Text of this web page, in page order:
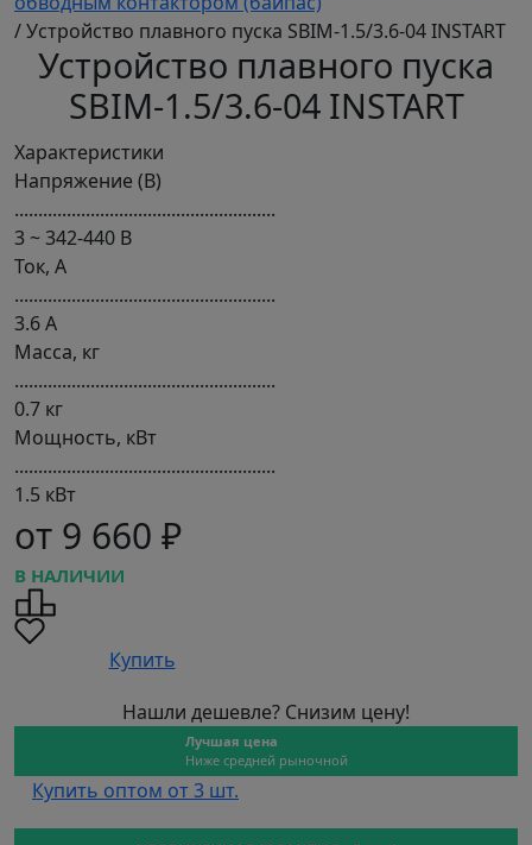
/Устройство плавного пуска SBIM-1.5/3.6-04 INSTART
Устройство плавного пуска
SBIM-1.5/3.6-04 INSTART
Характеристики
Мощность, кВт
.......................................................
1.5 кВт
Напряжение (В)
.......................................................
3 ~ 342-440 В
Ток, А
.......................................................
3.6 А
Масса, кг
.......................................................
0.7 кг
от 9 660 ₽
В НАЛИЧИИ
Купить
Нашли дешевле? Снизим цену!
Лучшая цена
Ниже средней рыночной
Купить оптом от 3 шт.